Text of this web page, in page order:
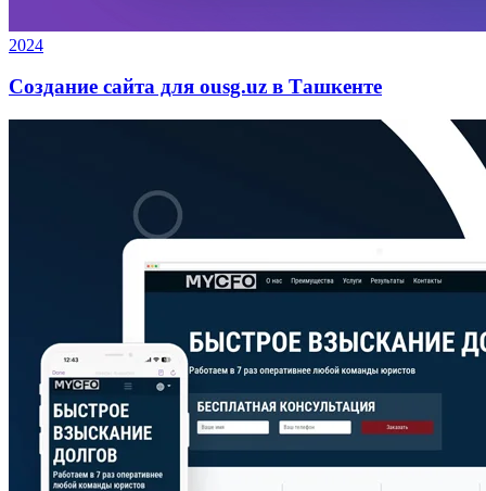
2024
Создание сайта для ousg.uz в Ташкенте